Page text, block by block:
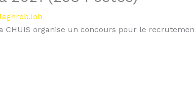
CHUIS organise un concours pour le